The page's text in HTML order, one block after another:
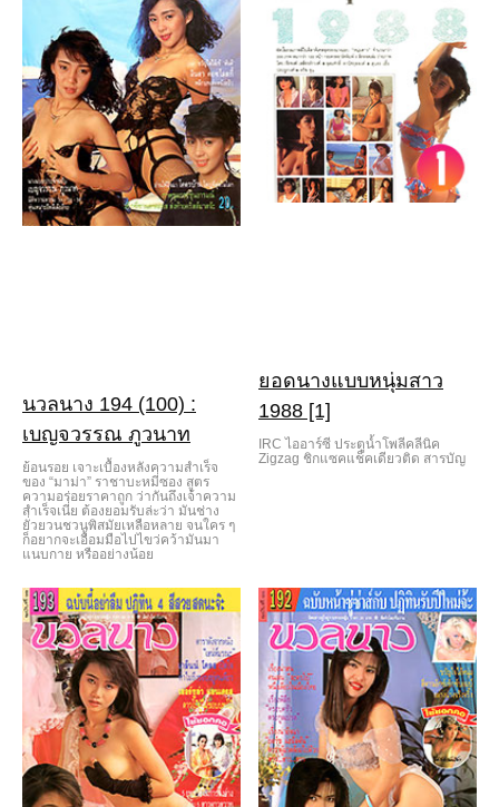
นวลนาง 194 (100) :
เบญจวรรณ ภูวนาท
ย้อนรอย เจาะเบื้องหลังความสำเร็จ
ของ “มาม่า” ราชาบะหมี่ซอง สูตร
ความอร่อยราคาถูก ว่ากันถึงเจ้าความ
สำเร็จเนี่ย ต้องยอมรับล่ะว่า มันช่าง
ยั่วยวนชวนพิสมัยเหลือหลาย จนใคร ๆ
ก็อยากจะเอื้อมมือไปไขว่คว้ามันมา
แนบกาย หรืออย่างน้อย
ยอดนางแบบหนุ่มสาว
1988 [1]
IRC ไออาร์ซี ประตูน้ำโพลีคลีนิค
Zigzag ชิกแซคแช็คเดียวติด สารบัญ